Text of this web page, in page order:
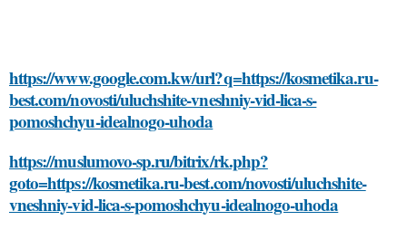
https://www.google.com.kw/url?q=https://kosmetika.ru-
best.com/novosti/uluchshite-vneshniy-vid-lica-s-
pomoshchyu-idealnogo-uhoda
https://muslumovo-sp.ru/bitrix/rk.php?
goto=https://kosmetika.ru-best.com/novosti/uluchshite-
vneshniy-vid-lica-s-pomoshchyu-idealnogo-uhoda